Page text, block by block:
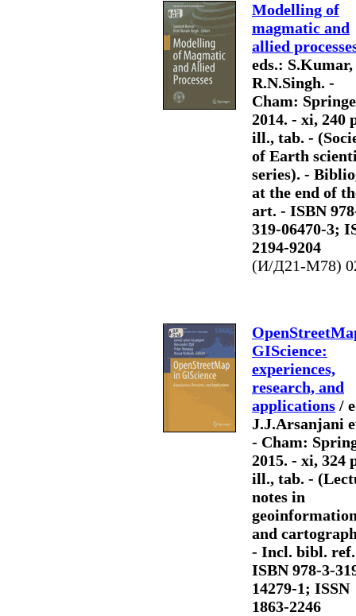
Modelling of
magmatic and
allied
eds.: S.Kumar,
R.N.Singh. -
Cham:
2014. - xi, 240
ill., tab. -
of Earth
series). -
at the end of
art. - ISBN
319-06470-3;
2194-9204
(И/Д21-M78)
GIScience:
experiences,
research, and
applications /
J.J.Arsanjani
- Cham:
2015. - xi, 324
ill., tab. -
notes in
and
- Incl. bibl.
ISBN 978-3-
14279-1; ISSN
1863-2246